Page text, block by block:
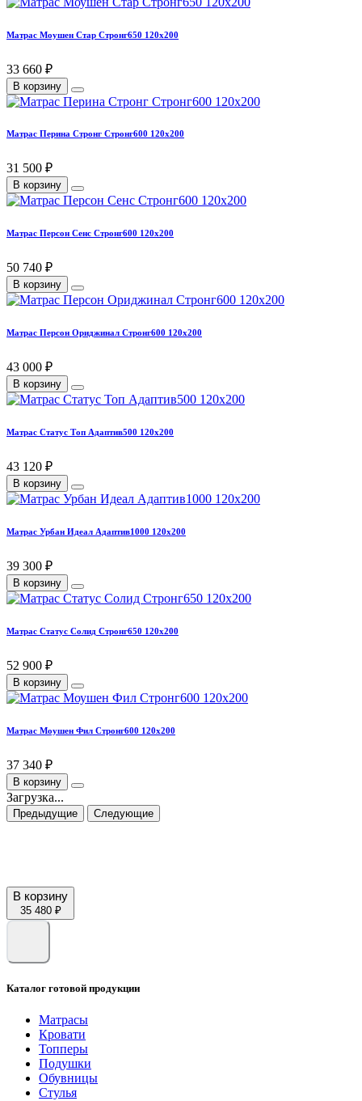
Матрас Моушен Стар Стронг650 120х200
33 660 ₽
В корзину
Матрас Перина Стронг Стронг600 120х200
31 500 ₽
В корзину
Матрас Персон Сенс Стронг600 120х200
50 740 ₽
В корзину
Матрас Персон Ориджинал Стронг600 120х200
43 000 ₽
В корзину
Матрас Статус Топ Адаптив500 120х200
43 120 ₽
В корзину
Матрас Урбан Идеал Адаптив1000 120х200
39 300 ₽
В корзину
Матрас Статус Солид Стронг650 120х200
52 900 ₽
В корзину
Матрас Моушен Фил Стронг600 120х200
37 340 ₽
В корзину
Загрузка...
Предыдущие Следующие
В корзину
35 480 ₽
Каталог готовой продукции
Матрасы
Кровати
Топперы
Подушки
Обувницы
Стулья